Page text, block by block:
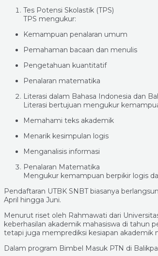
Tes Potensi Skolastik (TPS)
TPS mengukur:
Kemampuan penalaran umum
Pemahaman bacaan dan menulis
Pengetahuan kuantitatif
Penalaran matematika
Literasi dalam Bahasa Indonesia dan
Literasi bertujuan mengukur
Memahami teks akademik
Menarik kesimpulan logis
Menganalisis informasi
Penalaran Matematika
Mengukur kemampuan berpikir logis
Pendaftaran UTBK SNBT biasanya
April hingga Juni.
Menurut riset oleh Rahmawati dari
keberhasilan akademik mahasiswa di tahun
tetapi juga memprediksi kesiapan akademik
Dalam program Bimbel Masuk PTN di